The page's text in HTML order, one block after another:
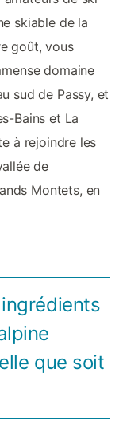
skiable de la
goût, vous
domaine
sud de Passy, et
Bains et La
à rejoindre les
de
Montets, en
que soit